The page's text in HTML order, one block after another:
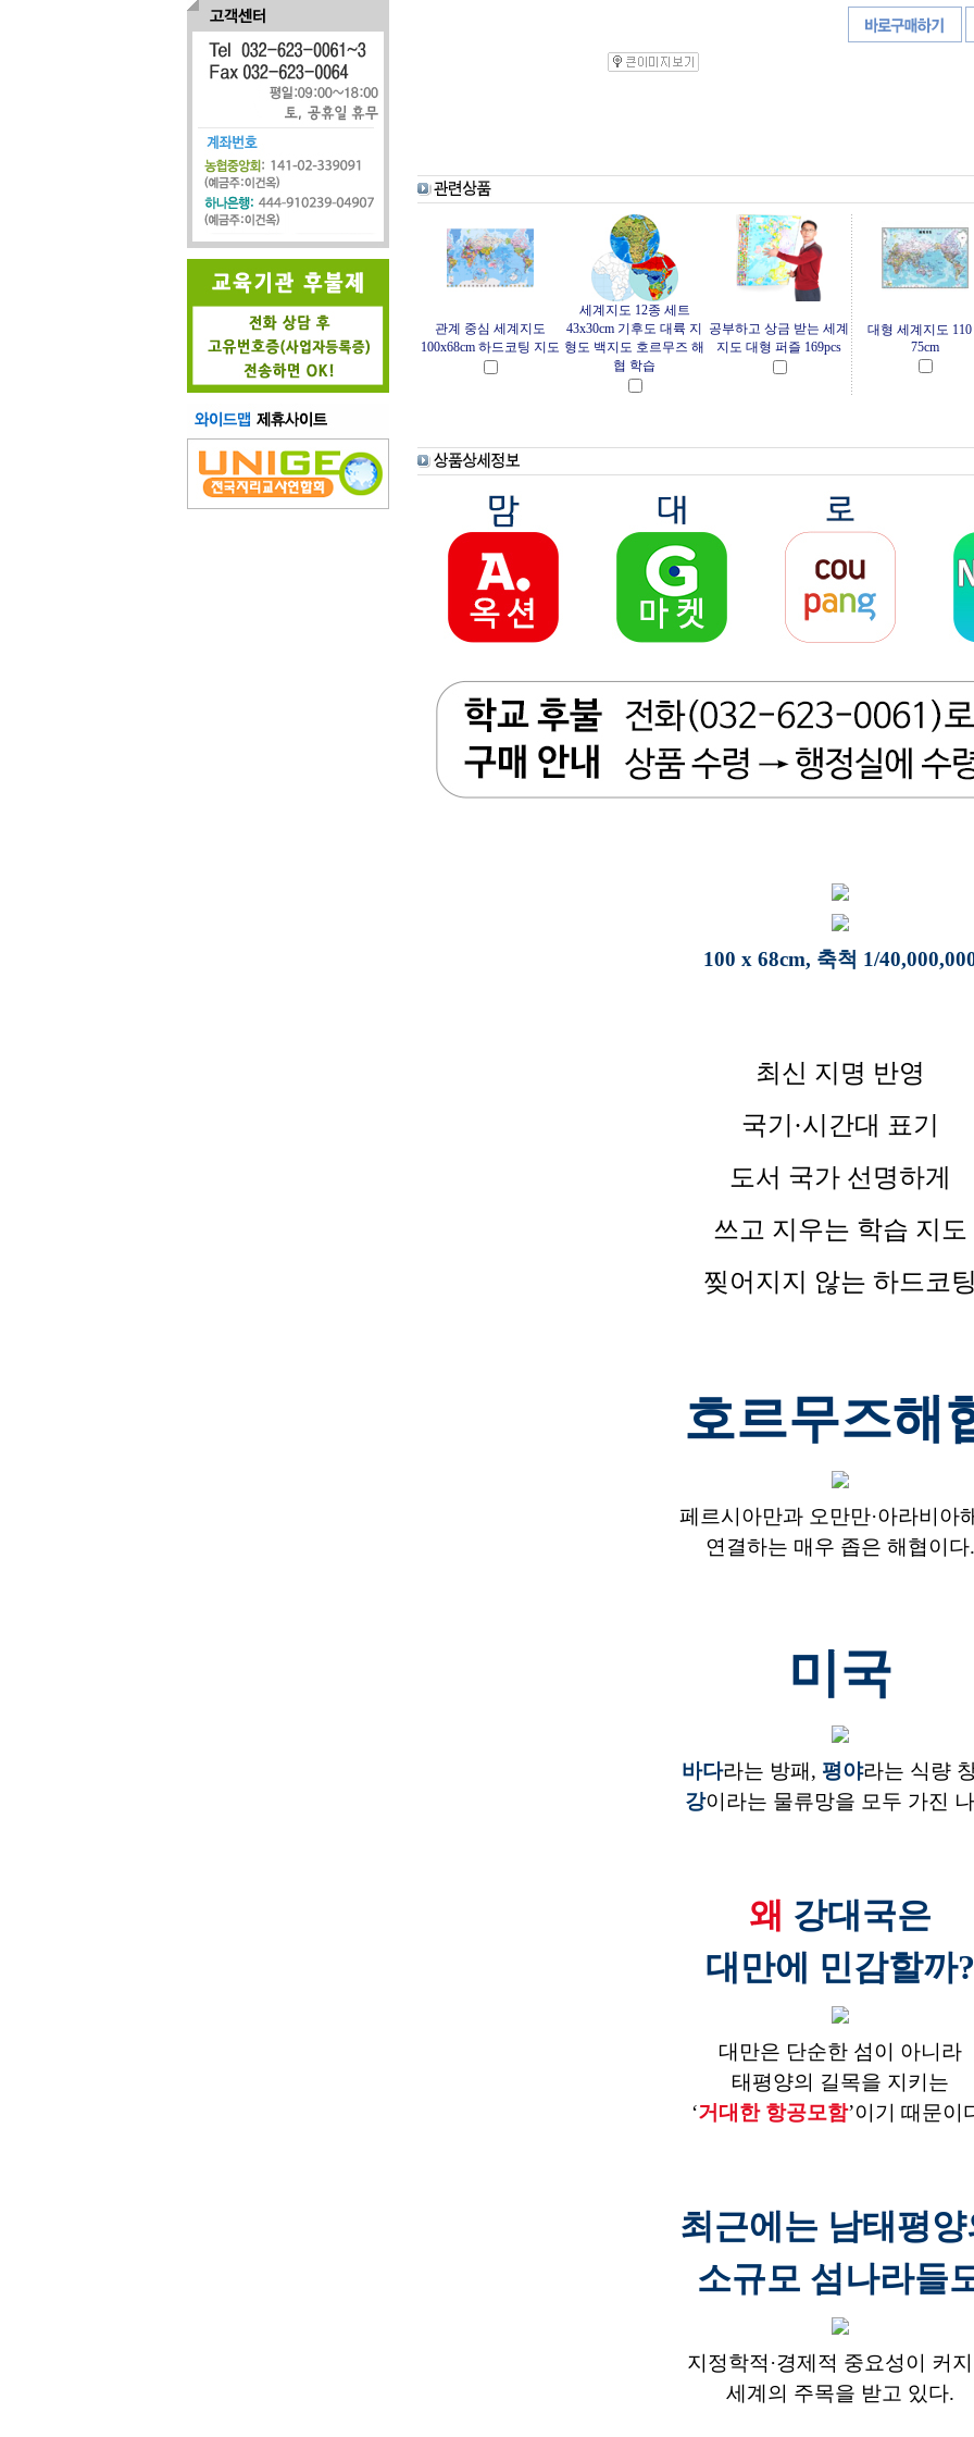
관계 중심 세계지도
100x68cm 하드코팅 지도
세계지도 12종 세트
43x30cm 기후도 대륙 지
형도 백지도 호르무즈 해
협 학습
공부하고 상금 받는 세계
지도 대형 퍼즐 169pcs
대형 세계지도 110
75cm
100 x 68cm, 축척 1/
최신 지명 반영
국기·시간대 표기
도서 국가 선명하게
쓰고 지우는 학습 지도
찢어지지 않는 하드코
호르무즈해
페르시아만과 오만만·아라비아
연결하는 매우 좁은 해협이다.
미국
바다라는 방패, 평야라는 식량
강이라는 물류망을 모두 가진
왜 강대국은
대만에 민감할까?
대만은 단순한 섬이 아니라
태평양의 길목을 지키는
‘거대한 항공모함’이기 때문이
최근에는 남태평양
소규모 섬나라들
지정학적·경제적 중요성이 커
세계의 주목을 받고 있다.